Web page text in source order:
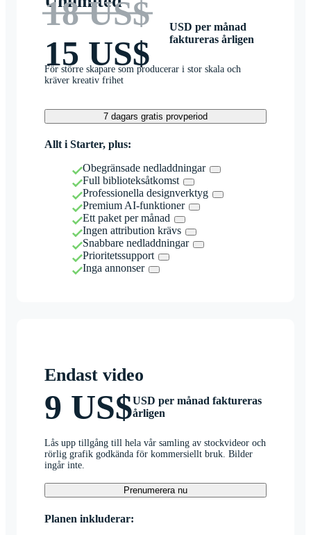
18 US$
15 US$
USD per månad
faktureras årligen
För större skapare som producerar i stor skala och
kräver kreativ frihet
7 dagars gratis provperiod
Allt i Starter, plus:
Obegränsade nedladdningar
Full biblioteksåtkomst
Professionella designverktyg
Premium AI-funktioner
Ett paket per månad
Ingen attribution krävs
Snabbare nedladdningar
Prioritetssupport
Inga annonser
Endast video
9 US$USD per månad faktureras
årligen
Lås upp tillgång till hela vår samling av stockvideor och
rörlig grafik godkända för kommersiellt bruk. Bilder
ingår inte.
Prenumerera nu
Planen inkluderar: